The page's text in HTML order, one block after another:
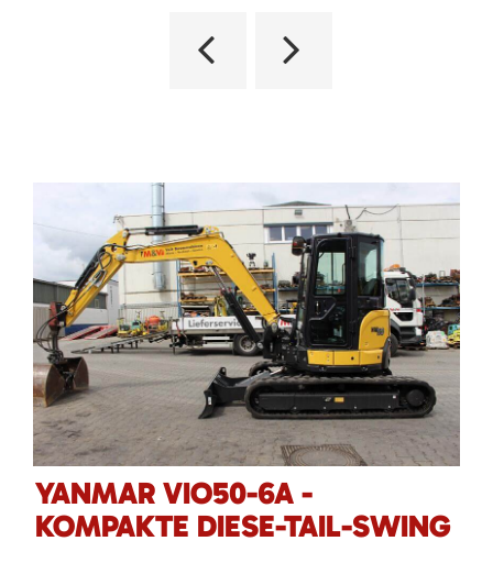
YANMAR VIO50-6A -
KOMPAKTE DIESE-TAIL-SWING